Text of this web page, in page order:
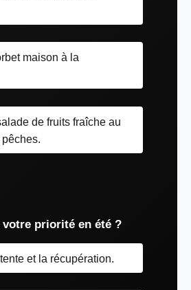
maison à la
de fruits fraîche au
votre priorité en été ?
et la récupération.